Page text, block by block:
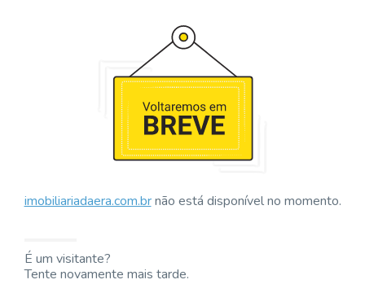
imobiliariadaera.com.brnão está disponível no momento.
É um visitante?
Tente novamente mais tarde.